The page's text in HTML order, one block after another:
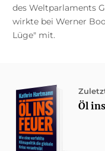
des Weltparlaments
wirkte bei Werner
Lüge" mit.
Öl